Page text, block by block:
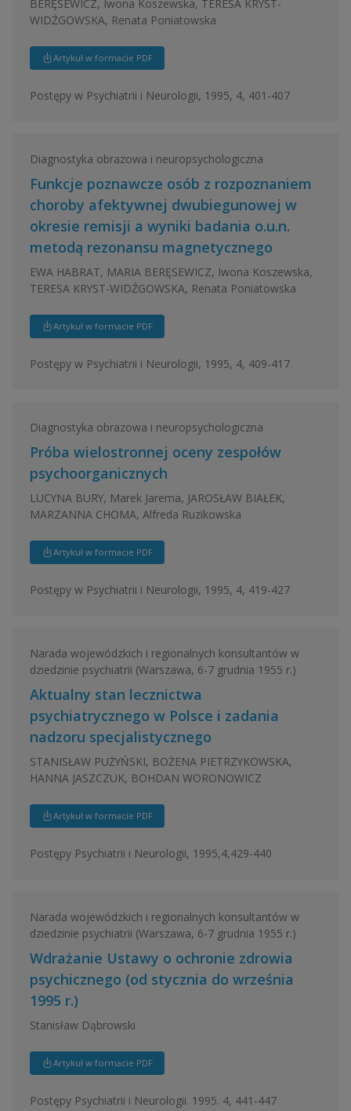
BERĘSEWICZ, Iwona Koszewska, TERESA KRYST-
WIDŹGOWSKA, Renata Poniatowska
Artykuł w formacie PDF
Postępy w Psychiatrii i Neurologii, 1995, 4, 401-407
Diagnostyka obrazowa i neuropsychologiczna
Funkcje poznawcze osób z rozpoznaniem
choroby afektywnej dwubiegunowej w
okresie remisji a wyniki badania o.u.n.
metodą rezonansu magnetycznego
EWA HABRAT, MARIA BERĘSEWICZ, Iwona Koszewska,
TERESA KRYST-WIDŹGOWSKA, Renata Poniatowska
Artykuł w formacie PDF
Postępy w Psychiatrii i Neurologii, 1995, 4, 409-417
Diagnostyka obrazowa i neuropsychologiczna
Próba wielostronnej oceny zespołów
psychoorganicznych
LUCYNA BURY, Marek Jarema, JAROSŁAW BIAŁEK,
MARZANNA CHOMA, Alfreda Ruzikowska
Artykuł w formacie PDF
Postępy w Psychiatrii i Neurologii, 1995, 4, 419-427
Narada wojewódzkich i regionalnych konsultantów w
dziedzinie psychiatrii (Warszawa, 6-7 grudnia 1955 r.)
Aktualny stan lecznictwa
psychiatrycznego w Polsce i zadania
nadzoru specjalistycznego
STANISŁAW PUŻYŃSKI, BOŻENA PIETRZYKOWSKA,
HANNA JASZCZUK, BOHDAN WORONOWICZ
Artykuł w formacie PDF
Postępy Psychiatrii i Neurologii, 1995,4,429-440
Narada wojewódzkich i regionalnych konsultantów w
dziedzinie psychiatrii (Warszawa, 6-7 grudnia 1955 r.)
Wdrażanie Ustawy o ochronie zdrowia
psychicznego (od stycznia do września
1995 r.)
Stanisław Dąbrowski
Artykuł w formacie PDF
Postępy Psychiatrii i Neurologii. 1995. 4, 441-447